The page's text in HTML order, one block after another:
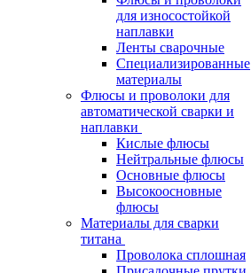
для износостойкой
наплавки
Ленты сварочные
Специализированные
материалы
Флюсы и проволоки для
автоматической сварки и
наплавки
Кислые флюсы
Нейтральные флюсы
Основные флюсы
Высокоосновные
флюсы
Материалы для сварки
титана
Проволока сплошная